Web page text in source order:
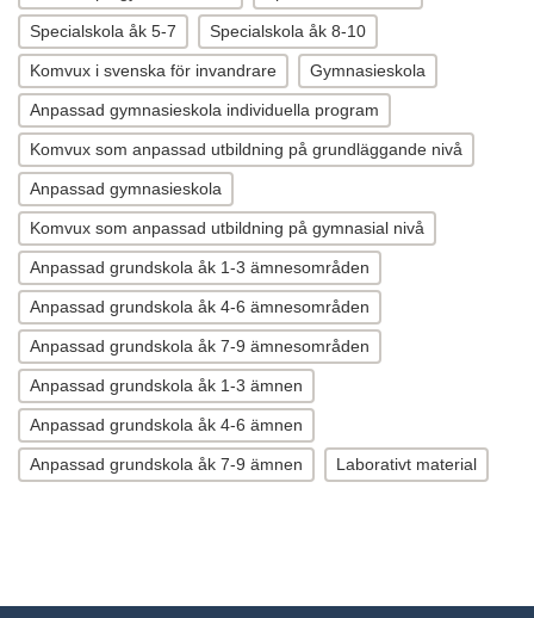
Specialskola åk 5-7 Specialskola åk 8-10
Komvux i svenska för invandrare Gymnasieskola
Anpassad gymnasieskola individuella program
Komvux som anpassad utbildning på grundläggande nivå
Anpassad gymnasieskola
Komvux som anpassad utbildning på gymnasial nivå
Anpassad grundskola åk 1-3 ämnesområden
Anpassad grundskola åk 4-6 ämnesområden
Anpassad grundskola åk 7-9 ämnesområden
Anpassad grundskola åk 1-3 ämnen
Anpassad grundskola åk 4-6 ämnen
Anpassad grundskola åk 7-9 ämnen Laborativt material